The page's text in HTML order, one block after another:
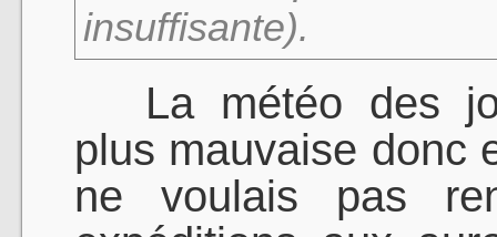
insuffisante).
La météo des
plus mauvaise donc
ne voulais pas